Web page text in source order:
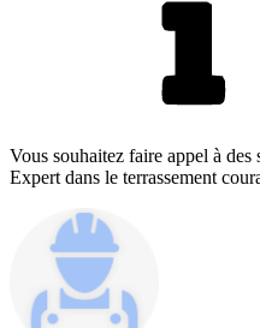
Vous souhaitez faire appel à
Expert dans le terrassement